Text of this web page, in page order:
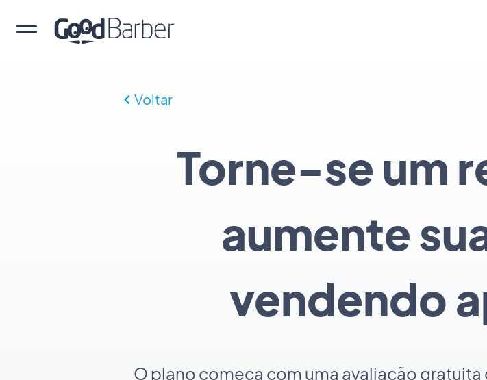
Voltar
Torne-se um
aumente
vendendo
O plano começa com uma avaliação